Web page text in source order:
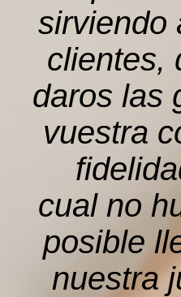
sirviendo
clientes,
daros las
vuestra
cual no
posible
nuestra